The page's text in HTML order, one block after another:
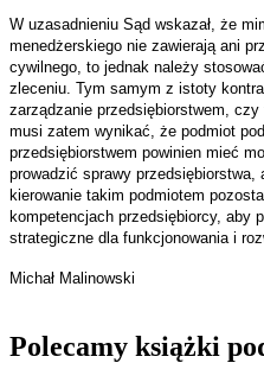
W uzasadnieniu Sąd wskazał, że
menedżerskiego nie zawierają ani
cywilnego, to jednak należy
zleceniu. Tym samym z istoty
zarządzanie przedsiębiorstwem,
musi zatem wynikać, że podmiot
przedsiębiorstwem powinien mieć
prowadzić sprawy przedsiębiorstwa,
kierowanie takim podmiotem
kompetencjach przedsiębiorcy, aby
strategiczne dla funkcjonowania i
Michał Malinowski
Polecamy książki